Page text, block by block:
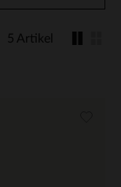
5 Artikel